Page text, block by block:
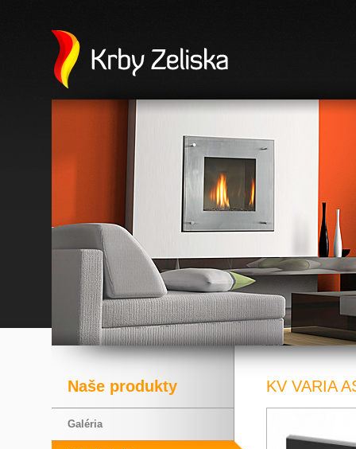
Naše produkty
Galéria
KV VARIA